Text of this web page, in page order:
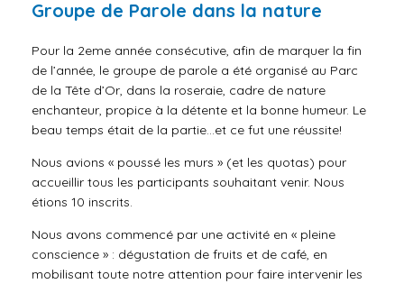
Groupe de Parole dans la nature
Pour la 2eme année consécutive, afin de marquer la fin
de l’année, le groupe de parole a été organisé au Parc
de la Tête d’Or, dans la roseraie, cadre de nature
enchanteur, propice à la détente et la bonne humeur. Le
beau temps était de la partie…et ce fut une réussite!
Nous avions « poussé les murs » (et les quotas) pour
accueillir tous les participants souhaitant venir. Nous
étions 10 inscrits.
Nous avons commencé par une activité en « pleine
conscience » : dégustation de fruits et de café, en
mobilisant toute notre attention pour faire intervenir les